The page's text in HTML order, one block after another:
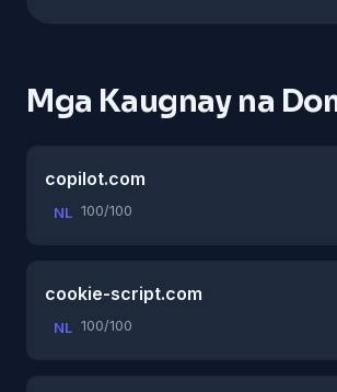
Mga Kaugnay na
copilot.com
NL 100/100
cookie-script.com
NL 100/100